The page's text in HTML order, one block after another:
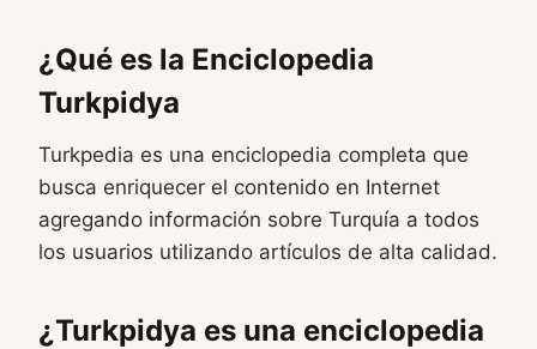
¿Qué es la Enciclopedia
Turkpidya
Turkpedia es una enciclopedia completa que
busca enriquecer el contenido en Internet
agregando información sobre Turquía a todos
los usuarios utilizando artículos de alta calidad.
¿Turkpidya es una enciclopedia